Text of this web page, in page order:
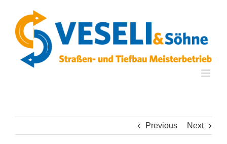
content
Previous Next